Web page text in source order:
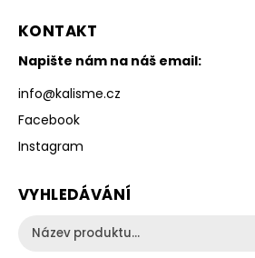
KONTAKT
Napište nám na náš email:
info@kalisme.cz
Facebook
Instagram
VYHLEDÁVÁNÍ